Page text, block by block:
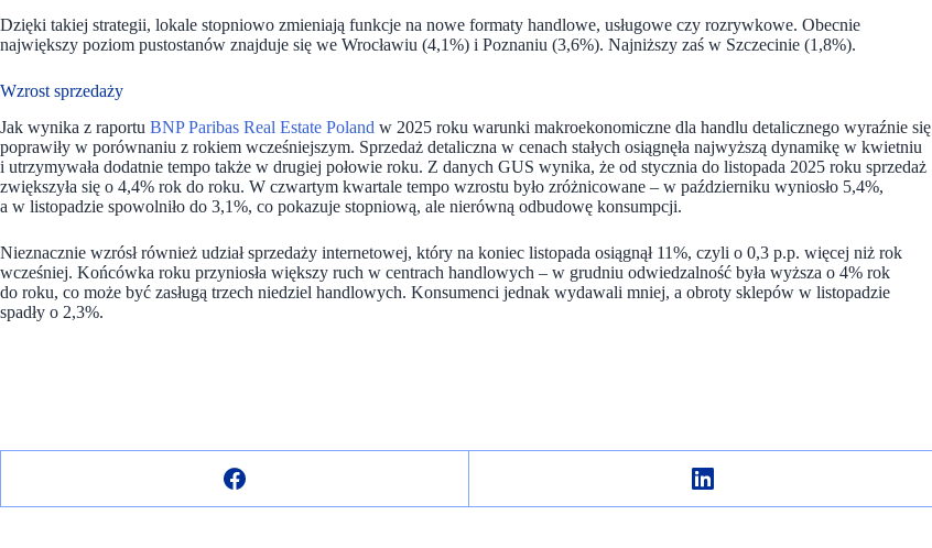
Dzięki takiej strategii, lokale stopniowo zmieniają funkcje na nowe formaty handlowe, usługowe czy rozrywkowe. Obecnie
największy poziom pustostanów znajduje się we Wrocławiu (4,1%) i Poznaniu (3,6%). Najniższy zaś w Szczecinie (1,8%).
Wzrost sprzedaży
Jak wynika z raportu BNP Paribas Real Estate Poland w 2025 roku warunki makroekonomiczne dla handlu detalicznego wyraźnie się
poprawiły w porównaniu z rokiem wcześniejszym. Sprzedaż detaliczna w cenach stałych osiągnęła najwyższą dynamikę w kwietniu
i utrzymywała dodatnie tempo także w drugiej połowie roku. Z danych GUS wynika, że od stycznia do listopada 2025 roku sprzedaż
zwiększyła się o 4,4% rok do roku. W czwartym kwartale tempo wzrostu było zróżnicowane – w październiku wyniosło 5,4%,
a w listopadzie spowolniło do 3,1%, co pokazuje stopniową, ale nierówną odbudowę konsumpcji.
Nieznacznie wzrósł również udział sprzedaży internetowej, który na koniec listopada osiągnął 11%, czyli o 0,3 p.p. więcej niż rok
wcześniej. Końcówka roku przyniosła większy ruch w centrach handlowych – w grudniu odwiedzalność była wyższa o 4% rok
do roku, co może być zasługą trzech niedziel handlowych. Konsumenci jednak wydawali mniej, a obroty sklepów w listopadzie
spadły o 2,3%.